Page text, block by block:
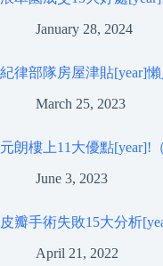
January 28, 2024
紀律部隊房屋津貼[year]
March 25, 2023
元朗樓上11大優點[year]!
June 3, 2023
皮瓣手術失敗15大分析
April 21, 2022